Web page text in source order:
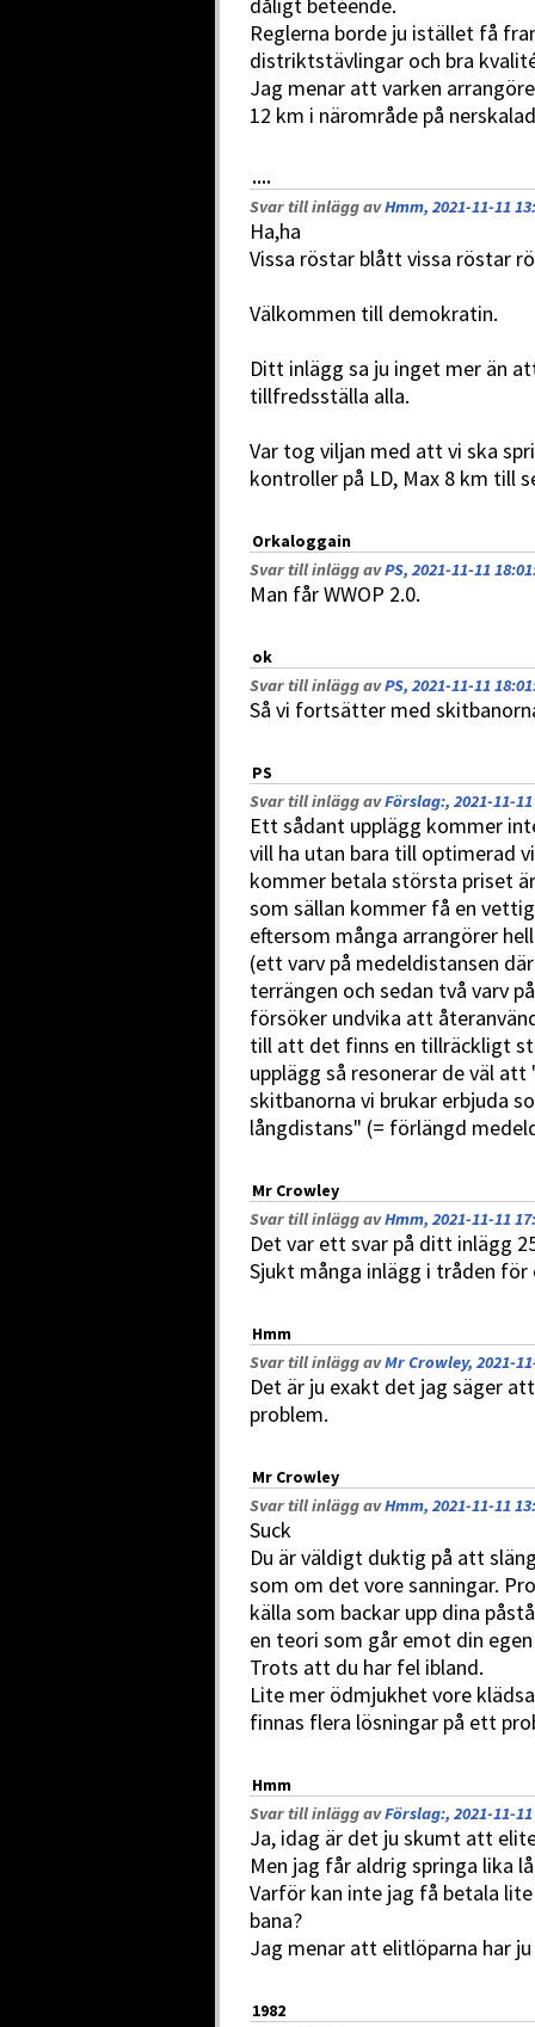
Reglerna borde ju istället få
distriktstävlingar och bra
Jag menar att varken
12 km i närområde på
....
Svar till inlägg avHmm, 2021-11-11
Ha,ha
Vissa röstar blått vissa röstar
Välkommen till demokratin.
Ditt inlägg sa ju inget mer än
tillfredsställa alla.
Var tog viljan med att vi ska
kontroller på LD, Max 8 km till
Orkaloggain
Svar till inlägg avPS, 2021-11-11 18:01
Man får WWOP 2.0.
ok
Svar till inlägg avPS, 2021-11-11 18:01
Så vi fortsätter med
PS
Svar till inlägg avFörslag:, 2021-11-11
Ett sådant upplägg kommer
vill ha utan bara till optimerad
kommer betala största priset
som sällan kommer få en
eftersom många arrangörer
(ett varv på medeldistansen
terrängen och sedan två varv
försöker undvika att
till att det finns en tillräckligt
upplägg så resonerar de väl
skitbanorna vi brukar erbjuda
långdistans" (= förlängd
Mr Crowley
Svar till inlägg avHmm, 2021-11-11
Det var ett svar på ditt inlägg
Sjukt många inlägg i tråden
Hmm
Svar till inlägg avMr Crowley, 2021-
Det är ju exakt det jag säger
problem.
Mr Crowley
Svar till inlägg avHmm, 2021-11-11
Suck
Du är väldigt duktig på att
som om det vore sanningar.
källa som backar upp dina
en teori som går emot din
Trots att du har fel ibland.
Lite mer ödmjukhet vore
finnas flera lösningar på ett
Hmm
Svar till inlägg avFörslag:, 2021-11-11
Ja, idag är det ju skumt att
Men jag får aldrig springa lika
Varför kan inte jag få betala
bana?
Jag menar att elitlöparna har
1982